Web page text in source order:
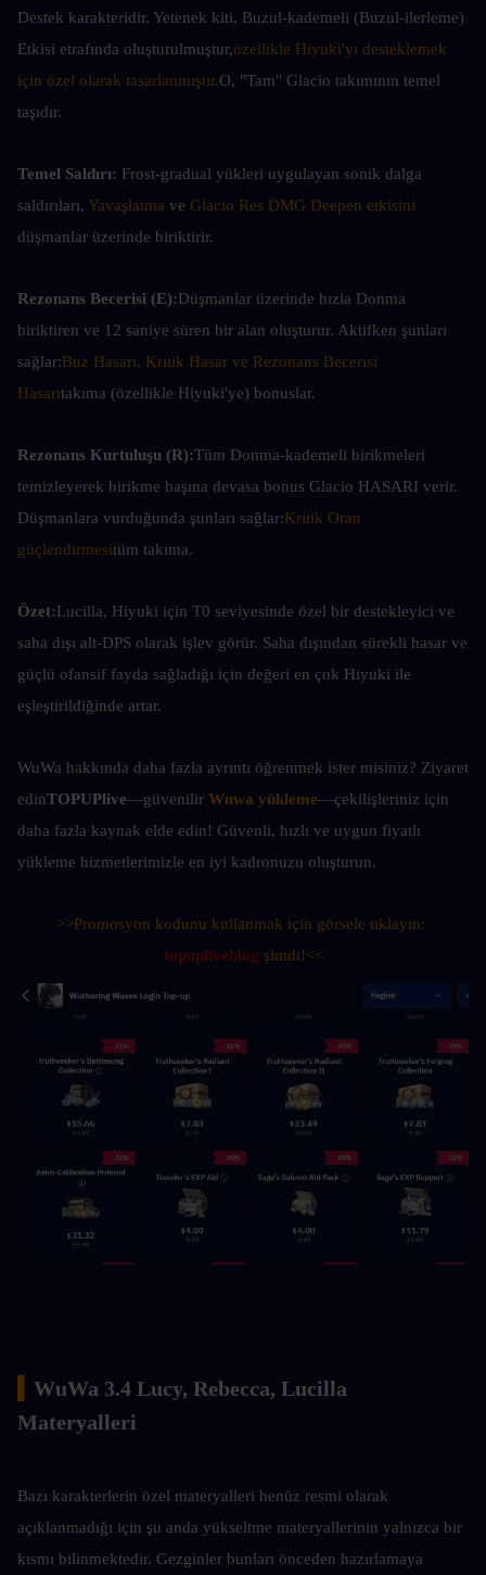
Destek karakteridir. Yetenek kiti, Buzul-kademeli (Buzul-ilerleme)
Etkisi etrafında oluşturulmuştur,özellikle Hiyuki'yi desteklemek
için özel olarak tasarlanmıştır.O, "Tam" Glacio takımının temel
taşıdır.
Temel Saldırı: Frost-gradual yükleri uygulayan sonik dalga
saldırıları, Yavaşlatma ve
düşmanlar üzerinde biriktirir.
Rezonans Becerisi (E):Düşmanlar üzerinde hızla Donma
biriktiren ve 12 saniye süren bir alan oluşturur. Aktifken şunları
sağlar:Buz Hasarı, Kritik Hasar ve Rezonans Becerisi
Hasarıtakıma (özellikle Hiyuki'ye) bonuslar.
Rezonans Kurtuluşu (R):Tüm Donma-kademeli birikmeleri
temizleyerek birikme başına devasa bonus Glacio HASARI verir.
Düşmanlara vurduğunda şunları sağlar:Kritik Oran
güçlendirmesitüm takıma.
Özet:Lucilla, Hiyuki için T0 seviyesinde özel bir destekleyici ve
saha dışı alt-DPS olarak işlev görür. Saha dışından sürekli hasar ve
güçlü ofansif fayda sağladığı için değeri en çok Hiyuki ile
eşleştirildiğinde artar.
WuWa hakkında daha fazla ayrıntı öğrenmek ister misiniz? Ziyaret
edinTOPUPlive—güvenilir Wuwa yükleme—çekilişleriniz için
daha fazla kaynak elde edin! Güvenli, hızlı ve uygun fiyatlı
yükleme hizmetlerimizle en iyi kadronuzu oluşturun.
topupliveblog şimdi!<<
WuWa 3.4 Lucy, Rebecca, Lucilla
Materyalleri
Bazı karakterlerin özel materyalleri henüz resmi olarak
açıklanmadığı için şu anda yükseltme materyallerinin yalnızca bir
kısmı bilinmektedir. Gezginler bunları önceden hazırlamaya